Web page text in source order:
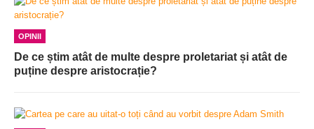
OPINII
De ce știm atât de multe despre proletariat și atât de
puține despre aristocrație?